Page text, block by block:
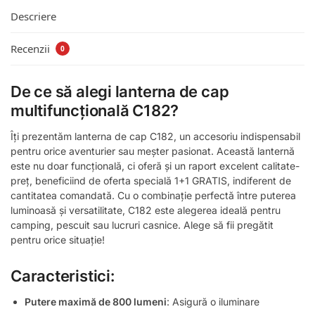
Descriere
Recenzii 0
De ce să alegi lanterna de cap
multifuncțională C182?
Îți prezentăm lanterna de cap C182, un accesoriu indispensabil
pentru orice aventurier sau meșter pasionat. Această lanternă
este nu doar funcțională, ci oferă și un raport excelent calitate-
preț, beneficiind de oferta specială 1+1 GRATIS, indiferent de
cantitatea comandată. Cu o combinație perfectă între puterea
luminoasă și versatilitate, C182 este alegerea ideală pentru
camping, pescuit sau lucruri casnice. Alege să fii pregătit
pentru orice situație!
Caracteristici:
Putere maximă de 800 lumeni: Asigură o iluminare